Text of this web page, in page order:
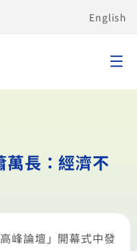
English
萬長：經濟不
峰論壇」開幕式中發